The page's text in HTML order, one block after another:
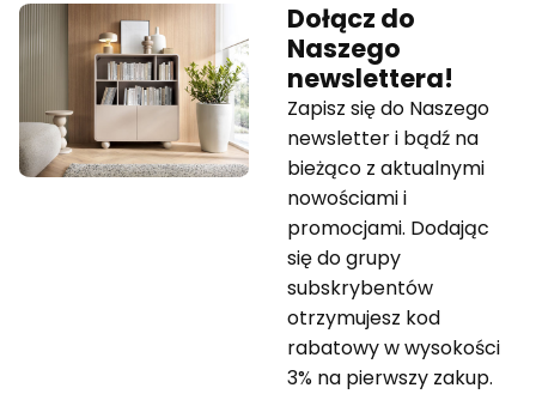
Dołącz do
Naszego
newslettera!
Zapisz się do Naszego
newsletter i bądź na
bieżąco z aktualnymi
nowościami i
promocjami. Dodając
się do grupy
subskrybentów
otrzymujesz kod
rabatowy w wysokości
3% na pierwszy zakup.